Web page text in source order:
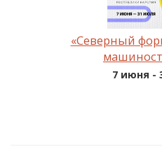
«Северный
7 июня -